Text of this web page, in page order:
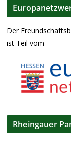
Der
ist Teil vom
Rheingauer